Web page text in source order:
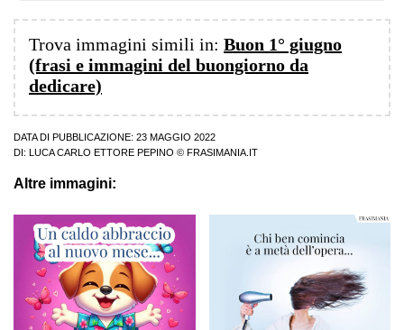
Trova immagini simili in: Buon 1° giugno
(frasi e immagini del buongiorno da
dedicare)
DATA DI PUBBLICAZIONE: 23 MAGGIO 2022
DI:
LUCA CARLO ETTORE PEPINO © FRASIMANIA.IT
Altre immagini: